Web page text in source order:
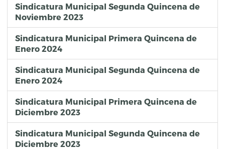
Sindicatura Municipal Segunda Quincena de
Noviembre 2023
Sindicatura Municipal Primera Quincena de
Enero 2024
Sindicatura Municipal Segunda Quincena de
Enero 2024
Sindicatura Municipal Primera Quincena de
Diciembre 2023
Sindicatura Municipal Segunda Quincena de
Diciembre 2023